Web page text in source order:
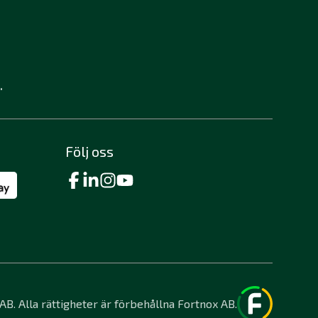
Följ oss
Alla rättigheter är förbehållna Fortnox AB.